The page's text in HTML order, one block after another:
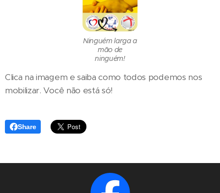
Ninguém larga a
mão de
ninguém!
Clica na imagem e saiba como todos podemos nos
mobilizar. Você não está só!
Share